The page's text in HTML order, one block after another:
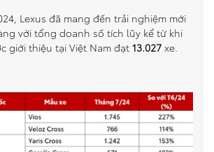
Lexus đã mang đến trải nghiệm mới
với tổng doanh số tích lũy kể từ khi
giới thiệu tại Việt Nam đạt 13.027 xe.